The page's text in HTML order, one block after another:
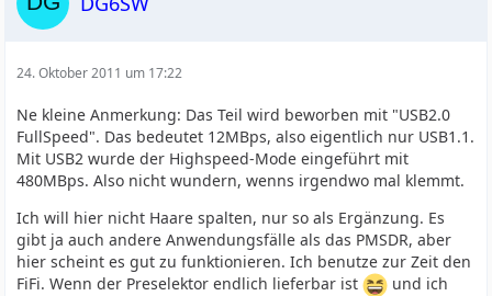
24. Oktober 2011 um 17:22
Ne kleine Anmerkung: Das Teil wird beworben mit "USB2.0
FullSpeed". Das bedeutet 12MBps, also eigentlich nur USB1.1.
Mit USB2 wurde der Highspeed-Mode eingeführt mit
480MBps. Also nicht wundern, wenns irgendwo mal klemmt.
Ich will hier nicht Haare spalten, nur so als Ergänzung. Es
gibt ja auch andere Anwendungsfälle als das PMSDR, aber
hier scheint es gut zu funktionieren. Ich benutze zur Zeit den
FiFi. Wenn der Preselektor endlich lieferbar ist
und ich